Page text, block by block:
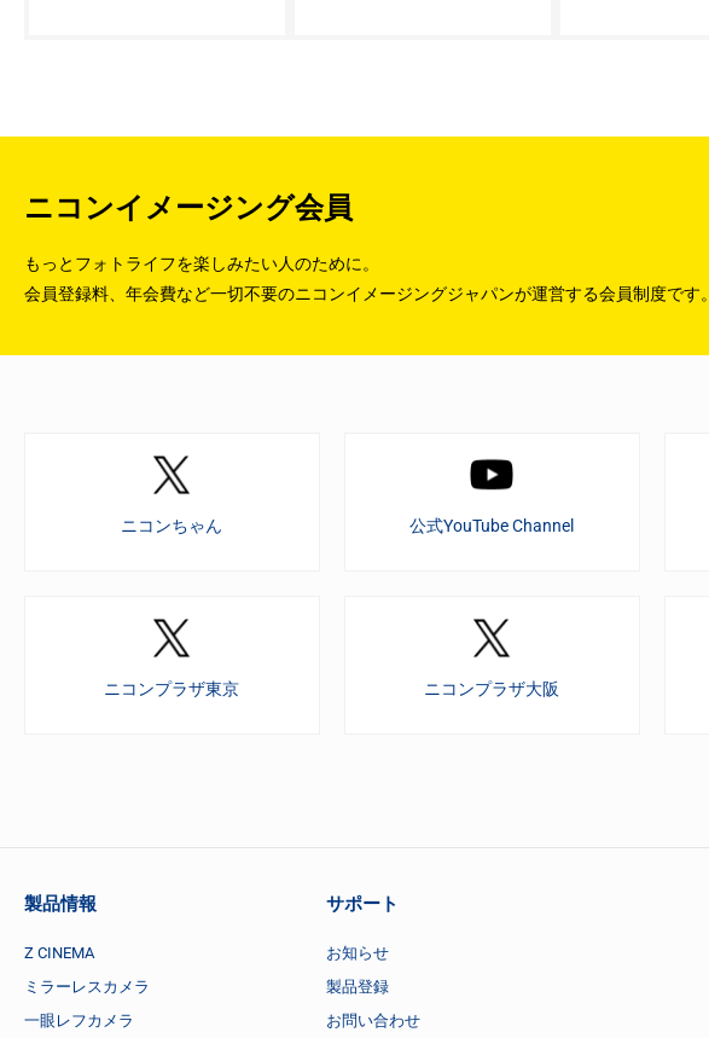
ニコンイメージング会員
もっとフォトライフを楽しみたい人のために。
会員登録料、年会費など一切不要のニコンイメージングジャパンが運営する会員制度です。
ニコンちゃん 公式YouTube Channel
ニコンプラザ東京 ニコンプラザ大阪
製品情報
Z CINEMA
ミラーレスカメラ
一眼レフカメラ
サポート
お知らせ
製品登録
お問い合わせ